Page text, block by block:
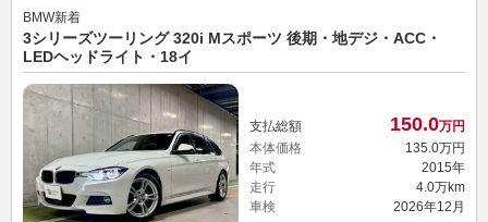
BMW新着
3シリーズツーリング 320i Mスポーツ 後期・地デジ・ACC・
LEDヘッドライト・18イ
支払総額 150.0万円
本体価格
135.0万円
年式
2015年
走行
4.0万km
車検
2026年12月